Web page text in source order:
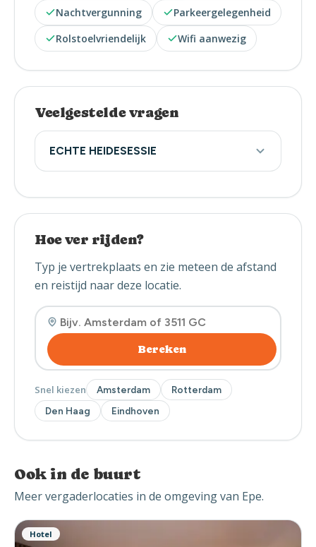
Nachtvergunning
Parkeergelegenheid
Rolstoelvriendelijk
Wifi aanwezig
Veelgestelde vragen
ECHTE HEIDESESSIE
Hoe ver rijden?
Typ je vertrekplaats en zie meteen de afstand
en reistijd naar deze locatie.
Bereken
Snel kiezen Amsterdam
Rotterdam
Den Haag
Eindhoven
Ook in de buurt
Meer vergaderlocaties in de omgeving van Epe.
Hotel